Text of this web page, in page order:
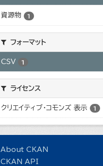
資源物 1
フォーマット
CSV 1
ライセンス
クリエイティブ・コモンズ 表示 1
About CKAN
CKAN API